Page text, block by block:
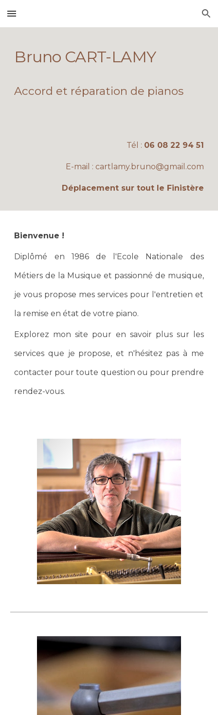
Skip to main content Skip to navigation
Bruno CART-LAMY
Accord et réparation de pianos
Tél : 06 08 22 94 51
E-mail : cartlamy.bruno@gmail.com
Déplacement sur tout le Finistère
Bienvenue !
Diplômé en 1986 de l'Ecole Nationale des
Métiers de la Musique et passionné de musique,
je vous propose mes services pour l'entretien et
la remise en état de votre piano.
Explorez mon site pour en savoir plus sur les
services que je propose, et n'hésitez pas à me
contacter pour toute question ou pour prendre
rendez-vous.